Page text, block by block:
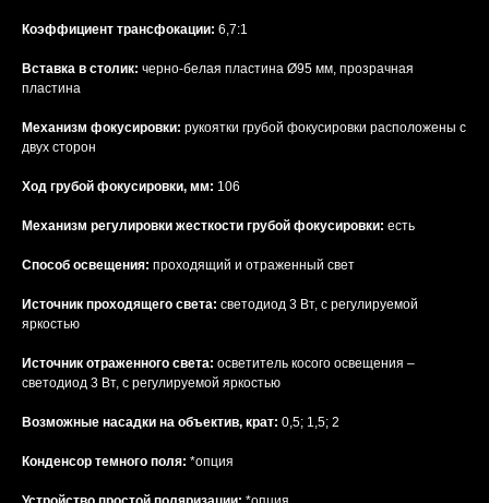
Коэффициент трансфокации: 6,7:1
Вставка в столик: черно-белая пластина Ø95 мм, прозрачная
пластина
Механизм фокусировки: рукоятки грубой фокусировки расположены с
двух сторон
Ход грубой фокусировки, мм: 106
Механизм регулировки жесткости грубой фокусировки: есть
Способ освещения: проходящий и отраженный свет
Источник проходящего света: светодиод 3 Вт, с регулируемой
яркостью
Источник отраженного света: осветитель косого освещения –
светодиод 3 Вт, с регулируемой яркостью
Возможные насадки на объектив, крат: 0,5; 1,5; 2
Конденсор темного поля: *опция